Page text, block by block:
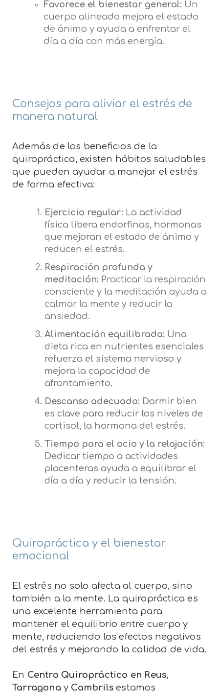
Favorece el bienestar general: Un
cuerpo alineado mejora el estado
de ánimo y ayuda a enfrentar el
día a día con más energía.
Consejos para aliviar el estrés de
manera natural
Además de los beneficios de la
quiropráctica, existen hábitos saludables
que pueden ayudar a manejar el estrés
de forma efectiva:
Ejercicio regular: La actividad
física libera endorfinas, hormonas
que mejoran el estado de ánimo y
reducen el estrés.
Respiración profunda y
meditación: Practicar la respiración
consciente y la meditación ayuda a
calmar la mente y reducir la
ansiedad.
Alimentación equilibrada: Una
dieta rica en nutrientes esenciales
refuerza el sistema nervioso y
mejora la capacidad de
afrontamiento.
Descanso adecuado: Dormir bien
es clave para reducir los niveles de
cortisol, la hormona del estrés.
Tiempo para el ocio y la relajación:
Dedicar tiempo a actividades
placenteras ayuda a equilibrar el
día a día y reducir la tensión.
Quiropráctica y el bienestar
emocional
El estrés no solo afecta al cuerpo, sino
también a la mente. La quiropráctica es
una excelente herramienta para
mantener el equilibrio entre cuerpo y
mente, reduciendo los efectos negativos
del estrés y mejorando la calidad de vida.
En Centro Quiropráctico en Reus,
Tarragona y Cambrils estamos